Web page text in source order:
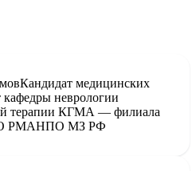
Кандидат медицинских
кафедры неврологии
терапии КГМА — филиала
РМАНПО МЗ РФ